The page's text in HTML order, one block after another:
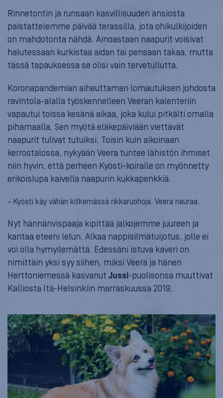
Rinnetontin ja runsaan kasvillisuuden ansiosta
paistattelemme päivää terassilla, jota ohikulkijoiden
on mahdotonta nähdä. Ainoastaan naapurit voisivat
halutessaan kurkistaa aidan tai pensaan takaa, mutta
tässä tapauksessa se olisi vain tervetullutta.
Koronapandemian aiheuttaman lomautuksen johdosta
ravintola-alalla työskennelleen Veeran kalenteriin
vapautui toissa kesänä aikaa, joka kului pitkälti omalla
pihamaalla. Sen myötä eläkepäiviään viettävät
naapurit tulivat tutuiksi. Toisin kuin aikoinaan
kerrostalossa, nykyään Veera tuntee lähistön ihmiset
niin hyvin, että perheen Kyösti-koiralle on myönnetty
erikoislupa kaivella naapurin kukkapenkkiä.
– Kyösti käy vähän kitkemässä rikkaruohoja, Veera nauraa.
Nyt hännänvispaaja kipittää jalkojemme juureen ja
kantaa eteeni lelun. Alkaa nappisilmätuijotus, jolle ei
voi olla hymyilemättä. Edessäni istuva kaveri on
nimittäin yksi syy siihen, miksi Veera ja hänen
Herttoniemessä kasvanut Jussi-puolisonsa muuttivat
Kalliosta Itä-Helsinkiin marraskuussa 2019.